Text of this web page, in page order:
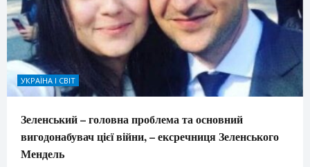
УКРАЇНА І СВІТ
Зеленський – головна проблема та основний
вигодонабувач цієї війни, – ексречниця Зеленського
Мендель